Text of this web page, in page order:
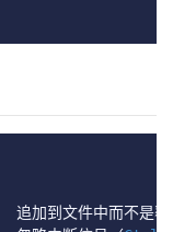
追加到文件中而不是覆